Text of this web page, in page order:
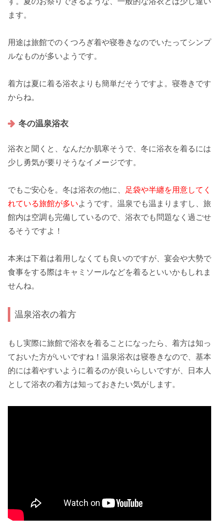
ます。
用途は旅館での くつろぎ着や寝巻き なのでいたってシンプ
ルなものが多いようです。
着方は夏に着る浴衣よりも簡単だそうですよ。寝巻きです
からね。
冬の温泉浴衣
浴衣と聞くと、なんだか肌寒そうで、冬に浴衣を着るには
少し勇気が要りそうなイメージです。
でもご安心を。冬は浴衣の他に、
足袋や半纏を用意してく
れている旅館が多いようです。温泉でも温まりますし、旅
館内は空調も完備しているので、浴衣でも 問題なく過ごせ
るそうですよ！
本来は下着は着用しなくても良いのですが、宴会や大勢で
食事をする際はキャミソールなどを着るといいかもしれま
せんね。
温泉浴衣の着方
もし実際に旅館で浴衣を着ることになったら、着方は知っ
ておいた方がいいですね！温泉浴衣は寝巻きなので、基本
的には着やすいように着るのが良いらしいですが、日本人
として浴衣の着方は知っておきたい気がします。